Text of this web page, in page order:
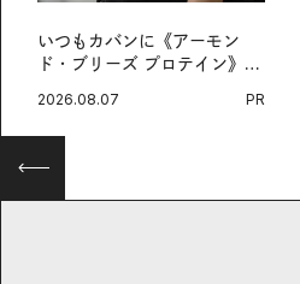
いつもカバンに《アーモン
ド・ブリーズ プロテイン》
ィショニング習慣。
2026.08.07 PR